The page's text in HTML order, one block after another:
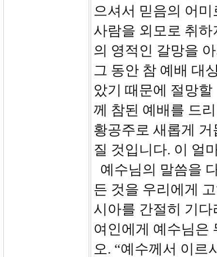
으셔서 믿음의 어
사람을 외모로 취
의 영적인 갈망을
그 동안 참 예배 대
았기 때문에 절망
께 참된 예배를 드
황공주로 새롭게
질 것입니다. 이 얼
예수님의 말씀을
든 것을 우리에게
시아를 간절히 기
여인에게 예수님은
오. “예수께서 이르